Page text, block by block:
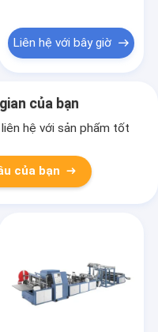
Liên hệ với bây giờ
của bạn
hệ với sản phẩm tốt
của bạn